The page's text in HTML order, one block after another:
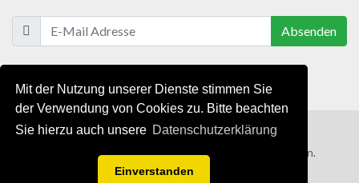
Mit der Nutzung unserer Dienste stimmen Sie
der Verwendung von Cookies zu. Bitte beachten
Sie hierzu auch unsere Datenschutzerklärung
Einverstanden
Absenden
© 2019 - 2021 - Alle Rechte von 1000WB vorbehalten.
AGB/Datenschutzerklärung